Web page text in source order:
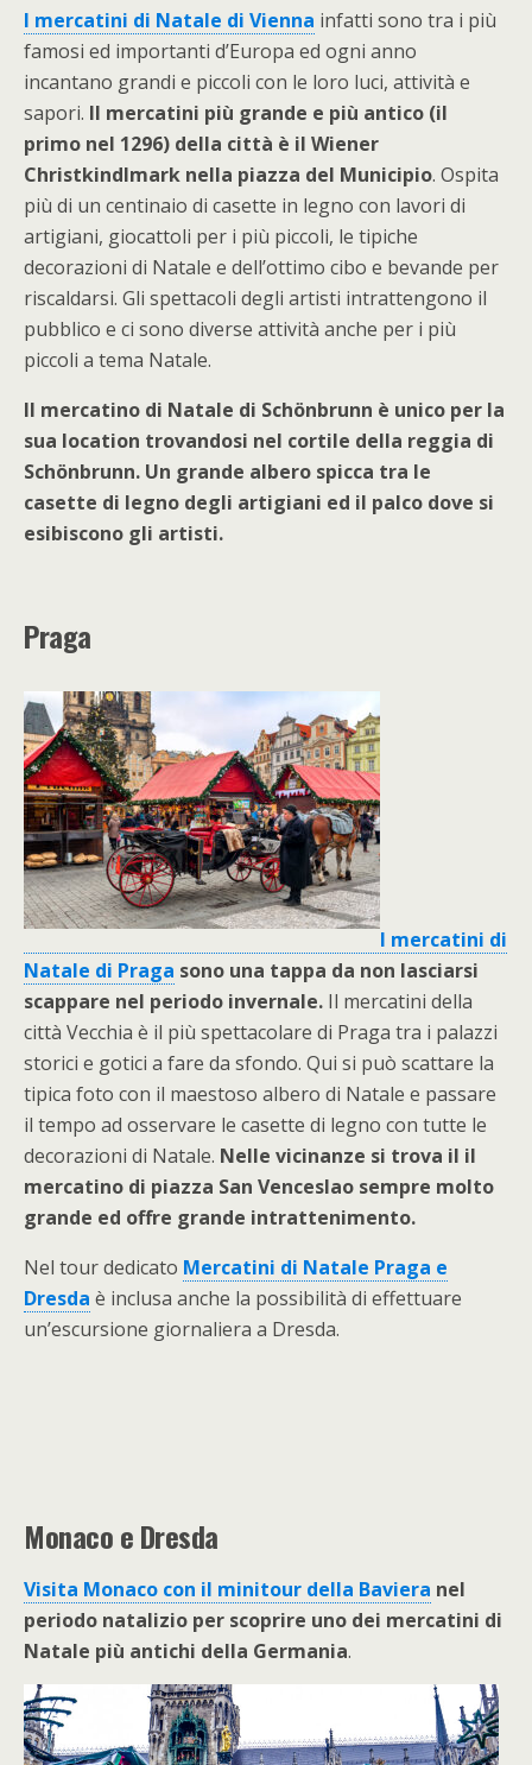
I mercatini di Natale di Vienna infatti sono tra i più
famosi ed importanti d’Europa ed ogni anno
incantano grandi e piccoli con le loro luci, attività e
sapori. Il mercatini più grande e più antico (il
primo nel 1296) della città è il Wiener
Christkindlmark nella piazza del Municipio. Ospita
più di un centinaio di casette in legno con lavori di
artigiani, giocattoli per i più piccoli, le tipiche
decorazioni di Natale e dell’ottimo cibo e bevande per
riscaldarsi. Gli spettacoli degli artisti intrattengono il
pubblico e ci sono diverse attività anche per i più
piccoli a tema Natale.
Il mercatino di Natale di Schönbrunn è unico per la
sua location trovandosi nel cortile della reggia di
Schönbrunn. Un grande albero spicca tra le
casette di legno degli artigiani ed il palco dove si
esibiscono gli artisti.
Praga
I mercatini di
Natale di Praga sono una tappa da non lasciarsi
scappare nel periodo invernale. Il mercatini della
città Vecchia è il più spettacolare di Praga tra i palazzi
storici e gotici a fare da sfondo. Qui si può scattare la
tipica foto con il maestoso albero di Natale e passare
il tempo ad osservare le casette di legno con tutte le
decorazioni di Natale. Nelle vicinanze si trova il il
mercatino di piazza San Venceslao sempre molto
grande ed offre grande intrattenimento.
Nel tour dedicato Mercatini di Natale Praga e
Dresda è inclusa anche la possibilità di effettuare
un’escursione giornaliera a Dresda.
Monaco e Dresda
Visita Monaco con il minitour della Baviera nel
periodo natalizio per scoprire uno dei mercatini di
Natale più antichi della Germania.